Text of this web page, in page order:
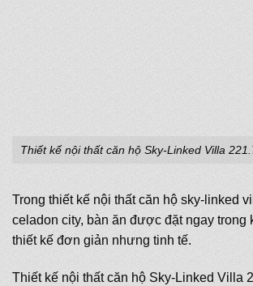
Thiết kế nội thất căn hộ Sky-Linked Villa
Trong thiết kế nội thất căn hộ sky-linked
celadon city, bàn ăn được đặt ngay trong
thiết kế đơn giản nhưng tinh tế.
Thiết kế nội thất căn hộ Sky-Linked Villa